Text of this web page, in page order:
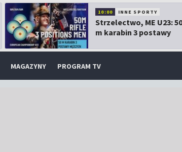
10:00 INNE SPORTY
Strzelectwo, ME U23:
m karabin 3 postawy
MAGAZYNY PROGRAM TV